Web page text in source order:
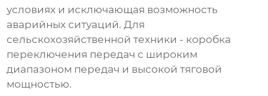
условиях и исключающая возможность
аварийных ситуаций. Для
сельскохозяйственной техники - коробка
переключения передач с широким
диапазоном передач и высокой тяговой
мощностью.